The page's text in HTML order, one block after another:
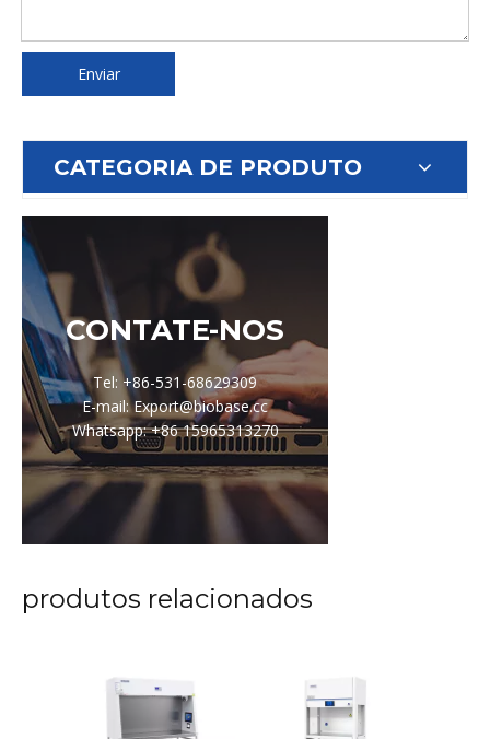
Enviar
CATEGORIA DE PRODUTO
CONTATE-NOS
Tel: +86-531-68629309
E-mail: Export@biobase.cc
Whatsapp: +86 15965313270
produtos relacionados